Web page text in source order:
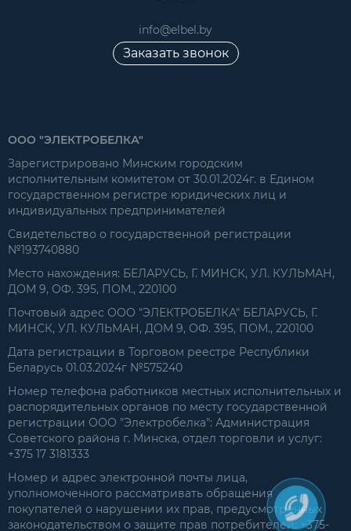
info@elbel.by
Заказать звонок
ООО "ЭЛЕКТРОБЕЛКА"
Зарегистрировано Минским городским
исполнительным комитетом от 30.01.2024г. в Едином
государственном регистре юридических лиц и
индивидуальных предпринимателей
Свидетельство о государственной регистрации
№193740880
Место нахождения: БЕЛАРУСЬ, Г. МИНСК, УЛ. КУЛЬМАН,
ДОМ 9, ОФ. 395, ПОМ., 220100
Почтовый адрес ООО "ЭЛЕКТРОБЕЛКА" БЕЛАРУСЬ, Г.
МИНСК, УЛ. КУЛЬМАН, ДОМ 9, ОФ. 395, ПОМ., 220100
Дата регистрации в Торговом реестре Республики
Беларусь 01.03.2024г №575240
Номер телефона работников местных исполнительных и
распорядительных органов по месту государственной
регистрации ООО "Электробелка": Администрация
Советского района г. Минска, отдел торговли и услуг:
+375 17 3181333
Номер и адрес электронной почты лица,
уполномоченного рассматривать обращения
покупателей о нарушении их прав, предусмотренных
законодательством о защите прав потребителей: +375-